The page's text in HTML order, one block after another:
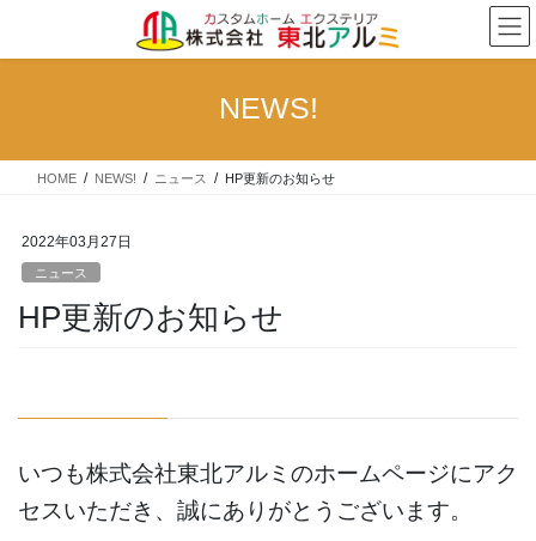
テ
ス
ゲ
ン
NEWS!
HOME NEWS! ニュース HP更新のお知らせ
2022年03月27日
ニュース
HP更新のお知らせ
いつも株式会社東北アルミのホームページにアク
セスいただき、誠にありがとうございます。